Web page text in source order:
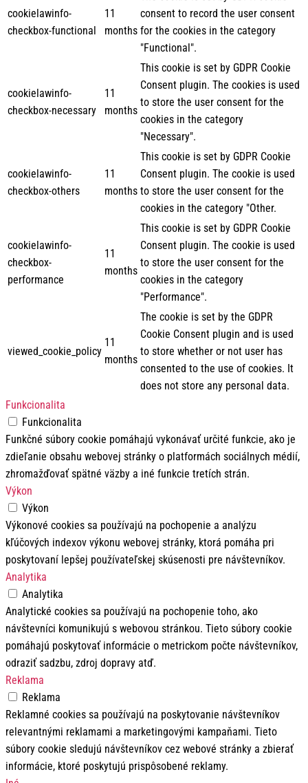
cookielawinfo-
checkbox-functional
11
months
consent to record the user consent
for the cookies in the category
"Functional".
cookielawinfo-
checkbox-necessary
11
months
This cookie is set by GDPR Cookie
Consent plugin. The cookies is used
to store the user consent for the
cookies in the category
"Necessary".
cookielawinfo-
checkbox-others
11
months
This cookie is set by GDPR Cookie
Consent plugin. The cookie is used
to store the user consent for the
cookies in the category "Other.
cookielawinfo-
checkbox-
performance
11
months
This cookie is set by GDPR Cookie
Consent plugin. The cookie is used
to store the user consent for the
cookies in the category
"Performance".
viewed_cookie_policy
11
months
The cookie is set by the GDPR
Cookie Consent plugin and is used
to store whether or not user has
consented to the use of cookies. It
does not store any personal data.
Funkcionalita
Funkcionalita
Funkčné súbory cookie pomáhajú vykonávať určité funkcie, ako je
zdieľanie obsahu webovej stránky o platformách sociálnych médií,
zhromažďovať spätné väzby a iné funkcie tretích strán.
Výkon
Výkon
Výkonové cookies sa používajú na pochopenie a analýzu
kľúčových indexov výkonu webovej stránky, ktorá pomáha pri
poskytovaní lepšej používateľskej skúsenosti pre návštevníkov.
Analytika
Analytika
Analytické cookies sa používajú na pochopenie toho, ako
návštevníci komunikujú s webovou stránkou. Tieto súbory cookie
pomáhajú poskytovať informácie o metrickom počte návštevníkov,
odraziť sadzbu, zdroj dopravy atď.
Reklama
Reklama
Reklamné cookies sa používajú na poskytovanie návštevníkov
relevantnými reklamami a marketingovými kampaňami. Tieto
súbory cookie sledujú návštevníkov cez webové stránky a zbierať
informácie, ktoré poskytujú prispôsobené reklamy.